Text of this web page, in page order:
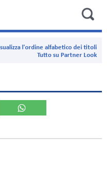
l'ordine alfabetico dei titoli
Tutto su Partner Look